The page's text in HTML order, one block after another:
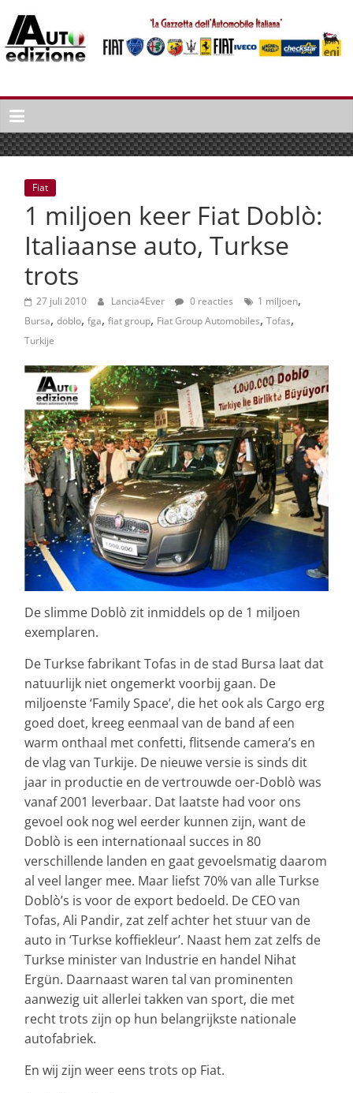
naar
inhoud
Auto
Edizione
La
Gazetta
dell'Automobile
Italiana
Italiaans
autonieuws
lifestyle
Fiat
1 miljoen keer Fiat Doblò:
Italiaanse auto, Turkse
trots
27 juli 2010 Lancia4Ever 0 reacties 1 miljoen,
Bursa, doblo, fga, fiat group, Fiat Group Automobiles, Tofas,
Turkije
De slimme Doblò zit inmiddels op de 1 miljoen
exemplaren.
De Turkse fabrikant Tofas in de stad Bursa laat dat
natuurlijk niet ongemerkt voorbij gaan. De
miljoenste ‘Family Space’, die het ook als Cargo erg
goed doet, kreeg eenmaal van de band af een
warm onthaal met confetti, flitsende camera’s en
de vlag van Turkije. De nieuwe versie is sinds dit
jaar in productie en de vertrouwde oer-Doblò was
vanaf 2001 leverbaar. Dat laatste had voor ons
gevoel ook nog wel eerder kunnen zijn, want de
Doblò is een internationaal succes in 80
verschillende landen en gaat gevoelsmatig daarom
al veel langer mee. Maar liefst 70% van alle Turkse
Doblò’s is voor de export bedoeld. De CEO van
Tofas, Ali Pandir, zat zelf achter het stuur van de
auto in ‘Turkse koffiekleur’. Naast hem zat zelfs de
Turkse minister van Industrie en handel Nihat
Ergün. Daarnaast waren tal van prominenten
aanwezig uit allerlei takken van sport, die met
recht trots zijn op hun belangrijkste nationale
autofabriek.
En wij zijn weer eens trots op Fiat.